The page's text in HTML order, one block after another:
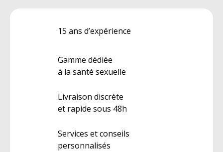
15 ans d’expérience
Gamme dédiée
à la santé sexuelle
Livraison discrète
et rapide sous 48h
Services et conseils
personnalisés